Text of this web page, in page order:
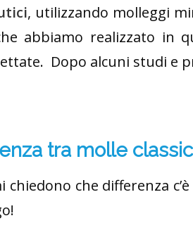
, utilizzando molleggi
abbiamo realizzato in
Dopo alcuni studi e
tra molle
chiedono che differenza